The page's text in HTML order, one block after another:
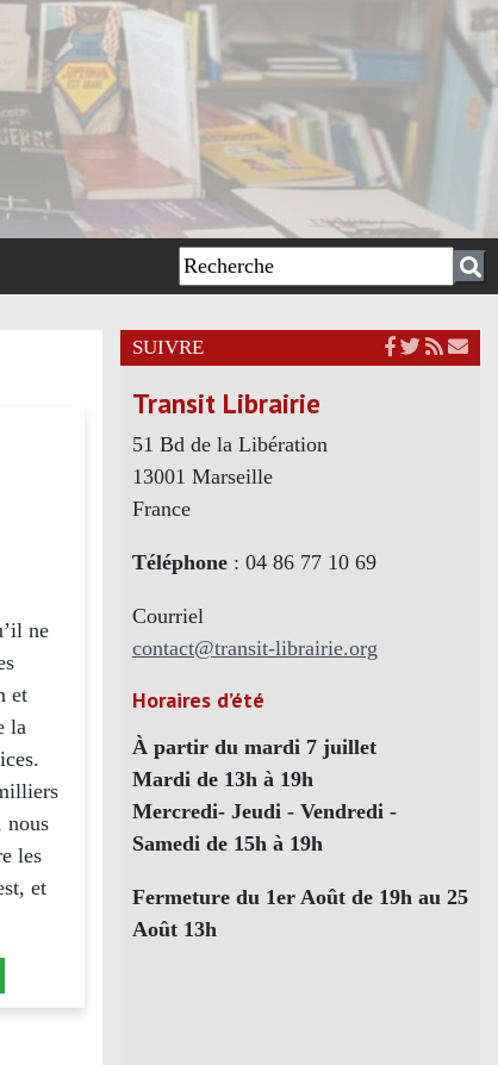
ne
et
la
nous
les
et
SUIVRE
Transit Librairie
51 Bd de la Libération
13001 Marseille
France
Téléphone: 04 86 77 10 69
Courriel
contact@transit-librairie.org
Horaires d’été
À partir du mardi 7 juillet
Mardi de 13h à 19h
Mercredi- Jeudi - Vendredi -
Samedi de 15h à 19h
Fermeture du 1er Août de 19h au 25
Août 13h